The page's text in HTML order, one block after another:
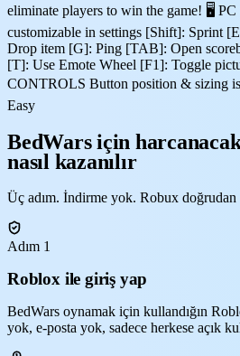
eliminate players to win the game! 🖥️
customizable in settings [Shift]: Sprint
Drop item [G]: Ping [TAB]: Open
[T]: Use Emote Wheel [F1]: Toggle
CONTROLS Button position & sizing
Easy
BedWars için
nasıl kazanılır
Üç adım. İndirme yok. Robux doğrudan
Adım 1
Roblox ile giriş yap
BedWars oynamak için kullandığın
yok, e-posta yok, sadece herkese açık